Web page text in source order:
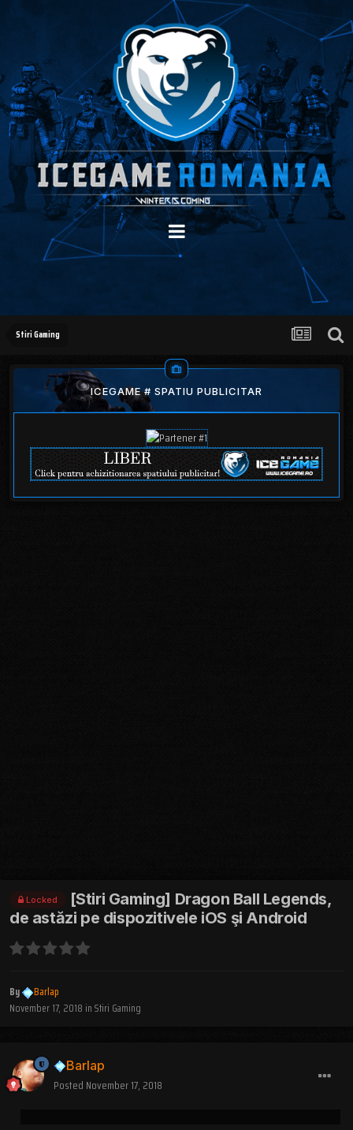
Stiri Gaming
ICEGAME # SPATIU PUBLICITAR
Locked
[Stiri Gaming] Dragon Ball Legends,
de astăzi pe dispozitivele iOS şi Android
By
Barlap
November 17, 2018 inStiri Gaming
Barlap
Posted November 17, 2018